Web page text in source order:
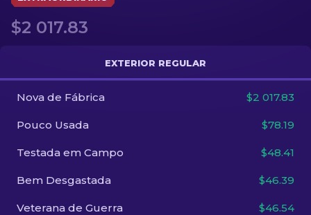
Luvas
Outro
$2 017.83
EXTERIOR REGULAR
Nova de Fábrica $2 017.83
Pouco Usada $78.19
Testada em Campo $48.41
Bem Desgastada $46.39
Veterana de Guerra $46.54